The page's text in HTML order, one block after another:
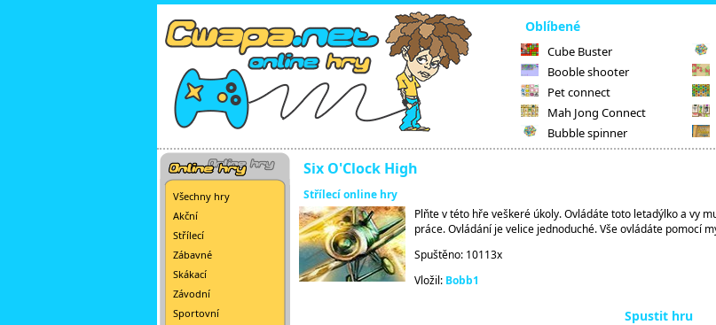
Oblíbené
Cube Buster
Booble shooter
Pet connect
Mah Jong Connect
Bubble spinner
Všechny hry
Akční
Střílecí
Zábavné
Skákací
Závodní
Sportovní
Six O'Clock High
Střílecí online hry
Plňte v této hře veškeré úkoly. Ovládáte toto letadýlko a vy
práce. Ovládání je velice jednoduché. Vše ovládáte pomocí
Spuštěno: 10113x
Vložil: Bobb1
Spustit hru